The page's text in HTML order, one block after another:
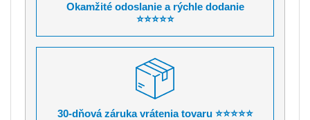
Okamžité odoslanie a rýchle dodanie
⭐⭐⭐⭐⭐
30-dňová záruka vrátenia tovaru ⭐⭐⭐⭐⭐